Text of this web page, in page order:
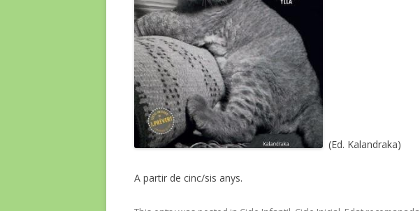
(Ed. Kalandraka)
A partir de cinc/sis anys.